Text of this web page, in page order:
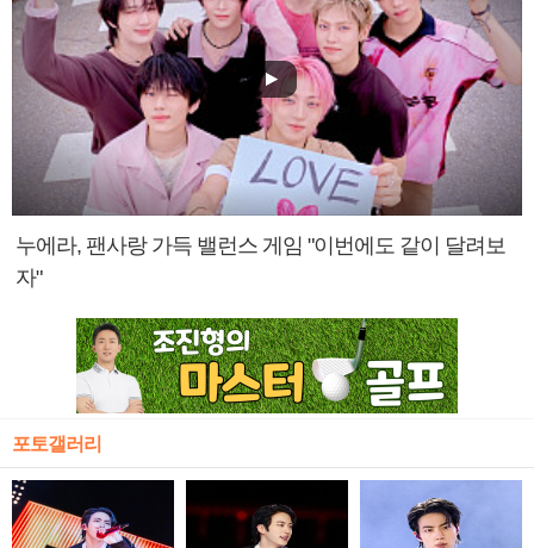
누에라, 팬사랑 가득 밸런스 게임 "이번에도 같이 달려보
자"
포토갤러리